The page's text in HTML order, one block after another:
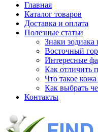
Главная
Каталог товаров
Доставка и оплата
Полезные статьи
Знаки зодиака
Восточный
Интересные
Как отличить
Что такое
Как выбрать
Контакты